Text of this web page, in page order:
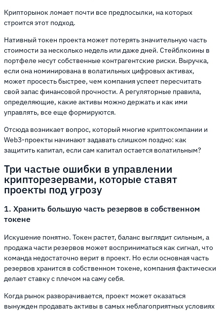
Крипторынок ломает почти все предпосылки, на которых
строится этот подход.
Нативный токен проекта может потерять значительную часть
стоимости за несколько недель или даже дней. Стейблкоины в
портфеле несут собственные контрагентские риски. Выручка,
если она номинирована в волатильных цифровых активах,
может просесть быстрее, чем компания успеет пересчитать
свой запас финансовой прочности. А регуляторные правила,
определяющие, какие активы можно держать и как ими
управлять, все еще формируются.
Отсюда возникает вопрос, который многие криптокомпании и
Web3-проекты начинают задавать слишком поздно: как
защитить капитал, если сам капитал остается волатильным?
Три частые ошибки в управлении
крипторезервами, которые ставят
проекты под угрозу
1. Хранить большую часть резервов в собственном
токене
Искушение понятно. Токен растет, баланс выглядит сильным, а
продажа части резервов может восприниматься как сигнал, что
команда недостаточно верит в проект. Но если основная часть
резервов хранится в собственном токене, компания фактически
делает ставку с плечом на саму себя.
Когда рынок разворачивается, проект может оказаться
вынужден продавать активы в самых неблагоприятных условиях